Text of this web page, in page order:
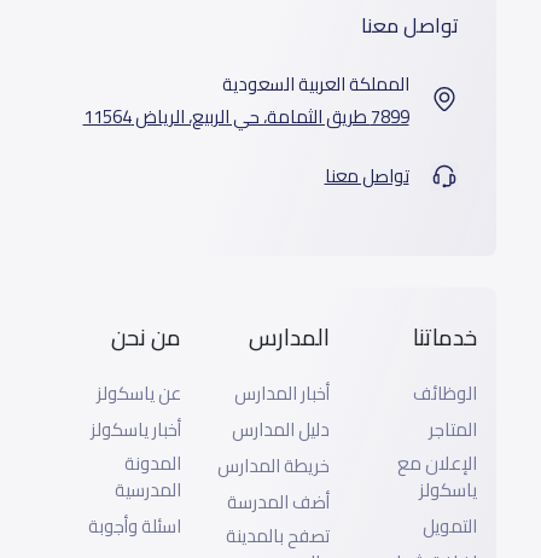
تواصل معنا
المملكة العربية السعودية
7899 طريق الثمامة، حي الربيع، الرياض 11564
تواصل معنا
خدماتنا
الوظائف
المتاجر
الإعلان مع
ياسكولز
التمويل
المدارس
أخبار المدارس
دليل المدارس
خريطة المدارس
أضف المدرسة
تصفح بالمدينة
من نحن
عن ياسكولز
أخبار ياسكولز
المدونة
المدرسية
اسئلة وأجوبة